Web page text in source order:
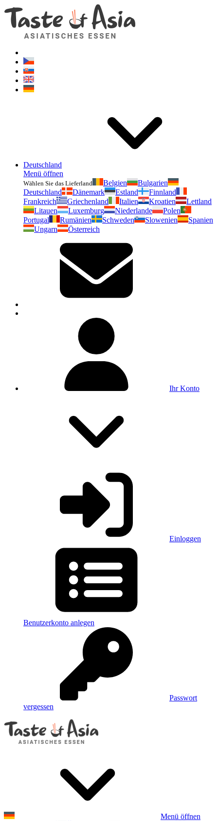
Deutschland
Menü öffnen
Wählen Sie das Lieferland Belgien
Bulgarien
Deutschland
Dänemark Estland
Finnland
Frankreich
Griechenland Italien Kroatien
Lettland
Litauen
Luxemburg Niederlande
Polen
Portugal
Rumänien Schweden Slowenien
Spanien
Ungarn
Österreich
Ihr Konto
Einloggen
Benutzerkonto anlegen
Passwort
vergessen
Menü öffnen
Geschmackvonasien.de
Zögern Sie nicht zu fragen. Ich bin für Sie da!